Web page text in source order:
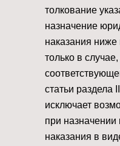
толкование
назначение
наказания
только в
статьи раздела
исключает
при
наказания в